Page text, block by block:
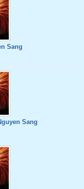
Sang
Sang